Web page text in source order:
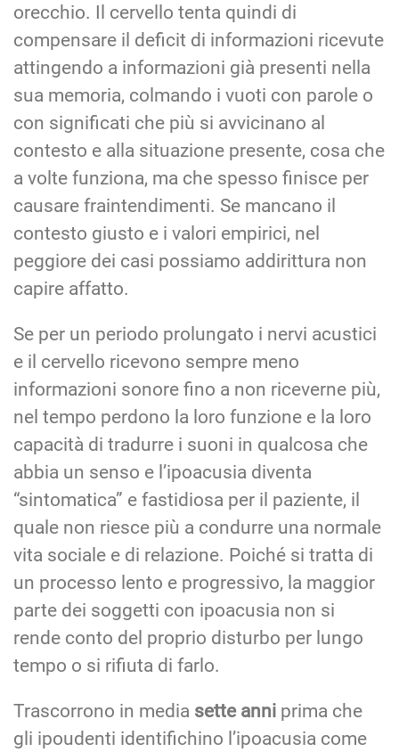
orecchio. Il cervello tenta quindi di
compensare il deficit di informazioni ricevute
attingendo a informazioni già presenti nella
sua memoria, colmando i vuoti con parole o
con significati che più si avvicinano al
contesto e alla situazione presente, cosa che
a volte funziona, ma che spesso finisce per
causare fraintendimenti. Se mancano il
contesto giusto e i valori empirici, nel
peggiore dei casi possiamo addirittura non
capire affatto.
Se per un periodo prolungato i nervi acustici
e il cervello ricevono sempre meno
informazioni sonore fino a non riceverne più,
nel tempo perdono la loro funzione e la loro
capacità di tradurre i suoni in qualcosa che
abbia un senso e l’ipoacusia diventa
“sintomatica” e fastidiosa per il paziente, il
quale non riesce più a condurre una normale
vita sociale e di relazione. Poiché si tratta di
un processo lento e progressivo, la maggior
parte dei soggetti con ipoacusia non si
rende conto del proprio disturbo per lungo
tempo o si rifiuta di farlo.
Trascorrono in media sette anni prima che
gli ipoudenti identifichino l’ipoacusia come